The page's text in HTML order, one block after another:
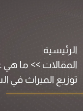
الرئيسية
المقالات >> ما
توزيع الميراث في